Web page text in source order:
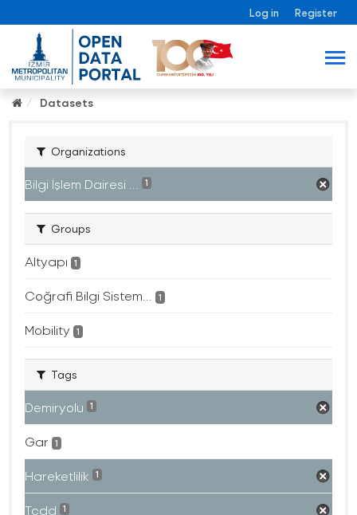
Log in Register
Datasets
Organizations
Bilgi İşlem Dairesi ... 1
Groups
Altyapı 1
Coğrafi Bilgi Sistem... 1
Mobility 1
Tags
Demiryolu 1
Gar 1
Hareketlilik 1
Tcdd 1